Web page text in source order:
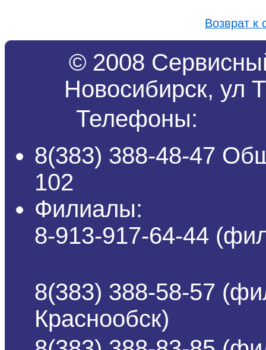
Возврат к
© 2008
Новосибирск, ул
Телефоны:
8(383) 388-48-47
102
Филиалы:
8-913-917-64-44
8(383) 388-58-57
Краснообск)